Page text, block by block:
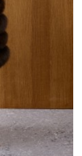
плотностью и
воздушной,
модель
ценят
к деталям
внешний
состав и